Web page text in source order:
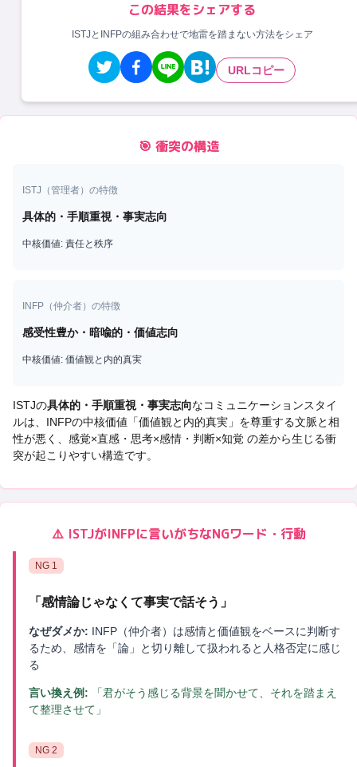
この結果をシェアする
ISTJとINFPの組み合わせで地雷を踏まない方法をシェア
URLコピー
🎯 衝突の構造
ISTJ （管理者）の特徴
具体的・手順重視・事実志向
中核価値: 責任と秩序
INFP （仲介者）の特徴
感受性豊か・暗喩的・価値志向
中核価値: 価値観と内的真実
ISTJの具体的・手順重視・事実志向なコミュニケーションスタイ
ルは、 INFPの中核価値「価値観と内的真実 」を尊重する文脈と相
性が悪く、 感覚×直感・思考×感情・判断×知覚 の差から生じる衝
突が起こりやすい構造です。
⚠️ ISTJがINFPに言いがちなNGワード・行動
NG 1
「 感情論じゃなくて事実で話そう 」
なぜダメか: INFP（仲介者）は感情と価値観をベースに判断す
るため、感情を「論」と切り離して扱われると人格否定に感じ
る
言い換え例:
「君がそう感じる背景を聞かせて、それを踏まえ
て整理させて」
NG 2